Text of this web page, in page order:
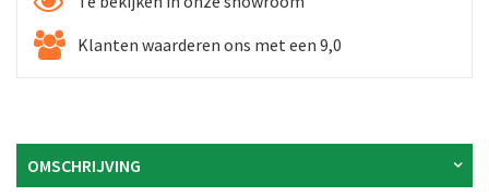
Klanten waarderen ons met een 9,0
OMSCHRIJVING